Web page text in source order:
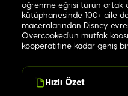
öğrenme eğrisi türün ortak
kütüphanesinde 100+ aile
maceralarından Disney
Overcooked'un mutfak
kooperatifine kadar geniş
Hızlı Özet